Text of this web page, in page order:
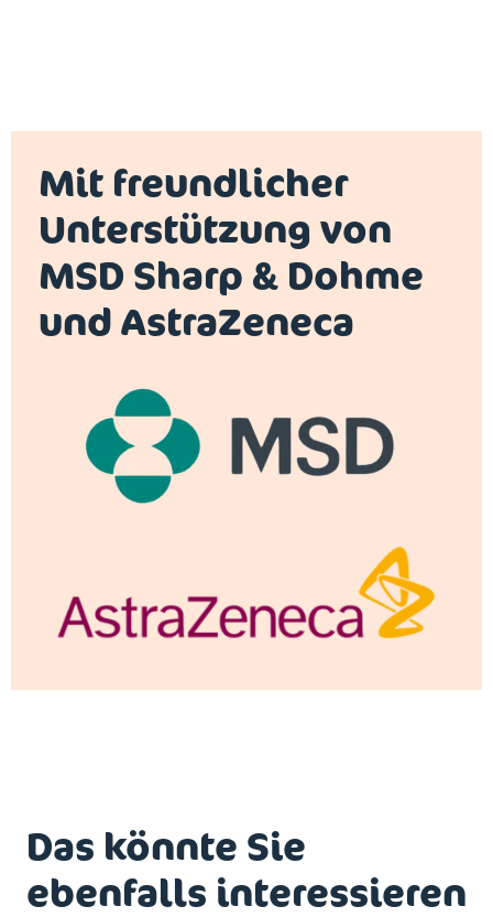
Mit freundlicher
Unterstützung von
MSD Sharp & Dohme
und AstraZeneca
Das könnte Sie
ebenfalls interessieren